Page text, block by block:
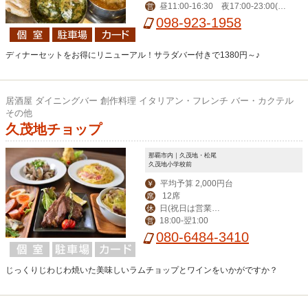
営
昼11:00-16:30 夜17:00‐23:00(L
O 22:00)、金土24:00（LO 23:00）
098-923-1958
ディナーセットをお得にリニューアル！サラダバー付きで1380円～♪
居酒屋 ダイニングバー 創作料理 イタリアン・フレンチ バー・カクテル
その他
久茂地チョップ
那覇市内｜久茂地・松尾
久茂地小学校前
￥ 平均予算 2,000円台
席 12席
休
月曜振替休)
営 18:00‐翌1:00
080-6484-3410
じっくりじわじわ焼いた美味しいラムチョップとワインをいかがですか？